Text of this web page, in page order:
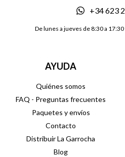
+34 623
De lunes a jueves de 8:30 a
AYUDA
Quiénes somos
FAQ - Preguntas frecuentes
Paquetes y envíos
Contacto
Distribuir La Garrocha
Blog